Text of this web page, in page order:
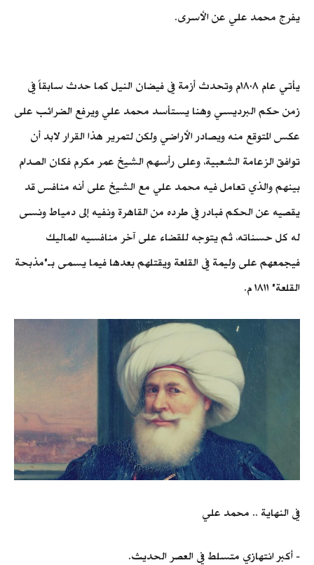
يفرج محمد علي عن الأسرى.
يأتي عام ١٨٠٨م وتحدث أزمة في فيضان النيل كما حدث سابقاً في
زمن حكم البرديسي وهنا يستأسد محمد علي ويرفع الضرائب على
عكس المتوقع منه ويصادر الأراضي ولكن لتمرير هذا القرار لابد أن
توافق الزعامة الشعبية، وعلى رأسهم الشيخ عمر مكرم فكان الصدام
بينهم والذي تعامل فيه محمد علي مع الشيخ على أنه منافس قد
يقصيه عن الحكم فبادر في طرده من القاهرة ونفيه إلى دمياط ونسى
له كل حسناته، ثم يتوجه للقضاء على آخر منافسيه المماليك
فيجمعهم على وليمة في القلعة ويقتلهم بعدها فيما يسمى بـ"مذبحة
القلعة" ١٨١١ م.
في النهاية .. محمد علي
- أكبر انتهازي متسلط في العصر الحديث.